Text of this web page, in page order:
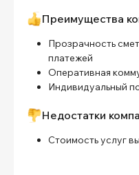
Преимущества
Прозрачность
платежей
Оперативная
Индивидуальный
Недостатки
Стоимость услуг